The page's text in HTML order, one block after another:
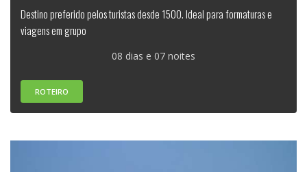
Destino preferido pelos turistas desde 1500. Ideal para formaturas e
viagens em grupo
08 dias e 07 noites
ROTEIRO